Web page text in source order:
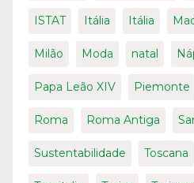
ISTAT Itália Itália
Milão Moda natal
Papa Leão XIV Piemonte
Roma Roma Antiga
Sustentabilidade Toscana